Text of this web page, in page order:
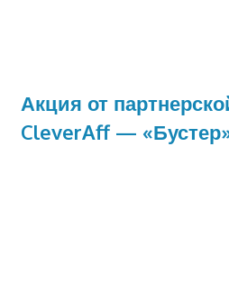
Акция от
CleverAff —